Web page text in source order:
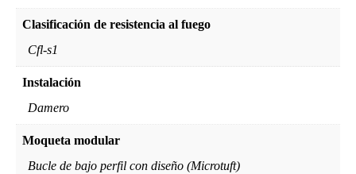
Clasificación de resistencia al fuego
Cfl-s1
Instalación
Damero
Moqueta modular
Bucle de bajo perfil con diseño (Microtuft)